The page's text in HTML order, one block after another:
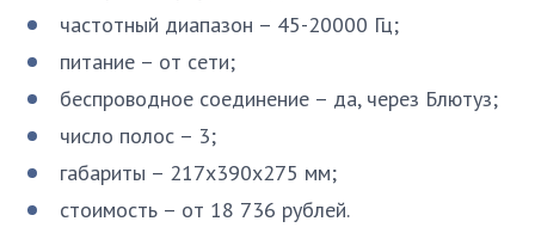
частотный диапазон – 45-20000 Гц;
питание – от сети;
беспроводное соединение – да, через Блютуз;
число полос – 3;
габариты – 217х390х275 мм;
стоимость – от 18 736 рублей.